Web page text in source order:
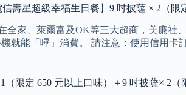
壽星超級幸福生日餐】9 吋披薩 × 2（限
全家、萊爾富及OK等三大超商，美廉社
機就能「嗶」消費。 請注意：使用信用
限定 650 元以上口味）＋9 吋披薩× 2